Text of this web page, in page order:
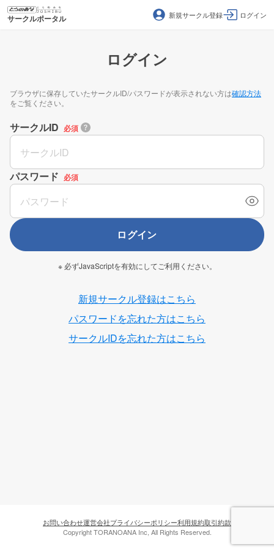
サークルポータル 新規サークル登録 ログイン
ログイン
ブラウザに保存していたサークルID/パスワードが表示されない方は確認方法
をご覧ください。
サークルID 必須
パスワード 必須
ログイン
※ 必ずJavaScriptを有効にしてご利用ください。
新規サークル登録はこちら
パスワードを忘れた方はこちら
サークルIDを忘れた方はこちら
お問い合わせ運営会社プライバシーポリシー利用規約取引約款
Copyright TORANOANA Inc, All Rights Reserved.